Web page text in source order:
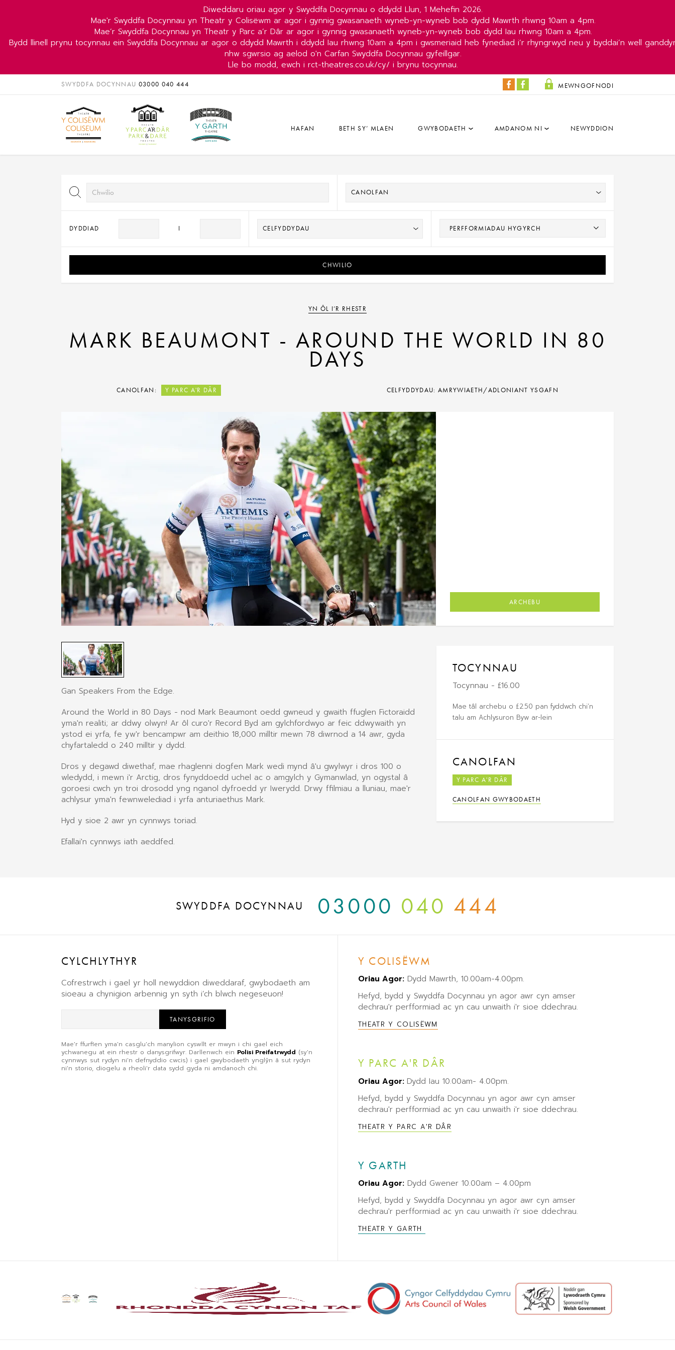
Diweddaru oriau agor y Swyddfa Docynnau o ddydd Llun, 1 Mehefin 2026.
Mae'r Swyddfa Docynnau yn Theatr y Colisëwm ar agor i gynnig gwasanaeth wyneb-yn-wyneb bob dydd Mawrth rhwng 10am a 4pm.
Mae’r Swyddfa Docynnau yn Theatr y Parc a’r Dâr ar agor i gynnig gwasanaeth wyneb-yn-wyneb bob dydd Iau rhwng 10am a 4pm.
Bydd llinell prynu tocynnau ein Swyddfa Docynnau ar agor o ddydd Mawrth i ddydd Iau rhwng 10am a 4pm i gwsmeriaid heb fynediad i’r rhyngrwyd neu y byddai’n well
nhw sgwrsio ag aelod o'n Carfan Swyddfa Docynnau gyfeillgar.
Lle bo modd, ewch i rct-theatres.co.uk/cy/ i brynu tocynnau.
SWYDDFA DOCYNNAU 03000 040 444
MEWNGOFNODI
Dâr
HAFAN BETH SY’ MLAEN GWYBODAETH AMDANOM NI NEWYDDION
DYDDIAD I
CHWILIO
YN ÔL I’R RHESTR
MARK BEAUMONT - AROUND THE WORLD IN 80
DAYS
CANOLFAN: Y PARC A'R DÂR CELFYDDYDAU: AMRYWIAETH/ADLONIANT YSGAFN
ARCHEBU
Gan Speakers From the Edge.
Around the World in 80 Days - nod Mark Beaumont oedd gwneud y gwaith ffuglen Fictoraidd
yma'n realiti; ar ddwy olwyn! Ar ôl curo'r Record Byd am gylchfordwyo ar feic ddwywaith yn
ystod ei yrfa, fe yw'r bencampwr am deithio 18,000 milltir mewn 78 diwrnod a 14 awr, gyda
chyfartaledd o 240 milltir y dydd.
Dros y degawd diwethaf, mae rhaglenni dogfen Mark wedi mynd â'u gwylwyr i dros 100 o
wledydd, i mewn i'r Arctig, dros fynyddoedd uchel ac o amgylch y Gymanwlad, yn ogystal â
goroesi cwch yn troi drosodd yng nganol dyfroedd yr Iwerydd. Drwy ffilmiau a lluniau, mae'r
achlysur yma'n fewnwelediad i yrfa anturiaethus Mark.
Hyd y sioe 2 awr yn cynnwys toriad.
Efallai'n cynnwys iath aeddfed.
TOCYNNAU
Tocynnau - £16.00
Mae tâl archebu o £2.50 pan fyddwch chi’n
talu am Achlysuron Byw ar-lein
CANOLFAN
Y PARC A'R DÂR
CANOLFAN GWYBODAETH
SWYDDFA DOCYNNAU 03000 040 444
CYLCHLYTHYR
Cofrestrwch i gael yr holl newyddion diweddaraf, gwybodaeth am
sioeau a chynigion arbennig yn syth i’ch blwch negeseuon!
TANYSGRIFIO
Mae'r ffurflen yma'n casglu'ch manylion cyswllt er mwyn i chi gael eich
ychwanegu at ein rhestr o danysgrifwyr. Darllenwch ein Polisi Preifatrwydd (sy'n
cynnwys sut rydyn ni'n defnyddio cwcis) i gael gwybodaeth ynglŷn â sut rydyn
ni'n storio, diogelu a rheoli'r data sydd gyda ni amdanoch chi.
Y COLISËWM
Oriau Agor: Dydd Mawrth, 10.00am-4.00pm.
Hefyd, bydd y Swyddfa Docynnau yn agor awr cyn amser
dechrau'r perfformiad ac yn cau unwaith i'r sioe ddechrau.
THEATR Y COLISËWM
Y PARC A'R DÂR
Oriau Agor: Dydd Iau 10.00am- 4.00pm.
Hefyd, bydd y Swyddfa Docynnau yn agor awr cyn amser
dechrau'r perfformiad ac yn cau unwaith i'r sioe ddechrau.
THEATR Y PARC A'R DÂR
Y GARTH
Oriau Agor: Dydd Gwener 10.00am – 4.00pm
Hefyd, bydd y Swyddfa Docynnau yn agor awr cyn amser
dechrau'r perfformiad ac yn cau unwaith i'r sioe ddechrau.
THEATR Y GARTH